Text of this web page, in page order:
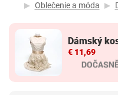
Oblečenie a móda
Dámský
€ 11,69